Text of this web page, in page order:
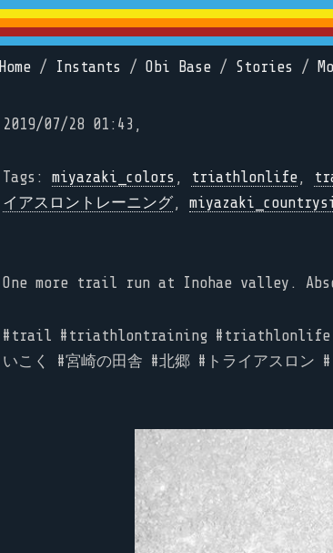
Home / Instants / Obi Base / Stories /
2019/07/28 01:43,
Tags: miyazaki_colors , triathlonlife,
イアスロントレーニング,
One more trail run at Inohae valley.
#trail #triathlontraining #triathlonlife
いこく #宮崎の田舎 #北郷 #トライアスロン